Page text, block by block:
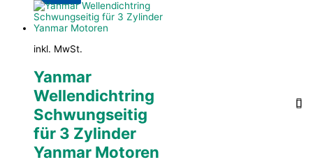
inkl. MwSt.
Yanmar
Wellendichtring
Schwungseitig
für 3 Zylinder
Yanmar Motoren